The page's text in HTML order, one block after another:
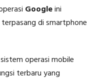
Googleini
di smartphone
operasi mobile
terbaru yang